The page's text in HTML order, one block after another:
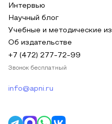
Интервью
Научный блог
Учебные и методические
Об издательстве
+7 (472) 277-72-99
Звонок бесплатный
info@apni.ru